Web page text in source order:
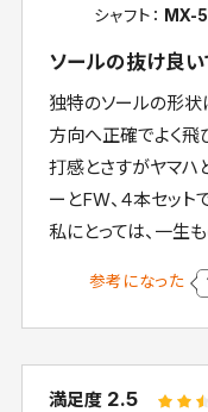
シャフト： MX-
ソールの抜け良い
独特のソールの形状
方向へ正確でよく飛
打感とさすがヤマハ
ーとFW、４本セット
私にとっては、一生も
参考になった
満足度 2.5